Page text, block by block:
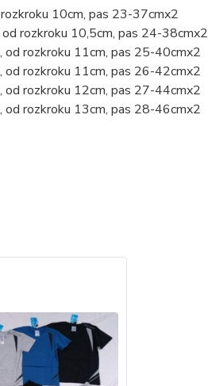
10cm, pas 23-37cmx2
rozkroku 10,5cm, pas 24-38cmx2
rozkroku 11cm, pas 25-40cmx2
rozkroku 11cm, pas 26-42cmx2
rozkroku 12cm, pas 27-44cmx2
rozkroku 13cm, pas 28-46cmx2